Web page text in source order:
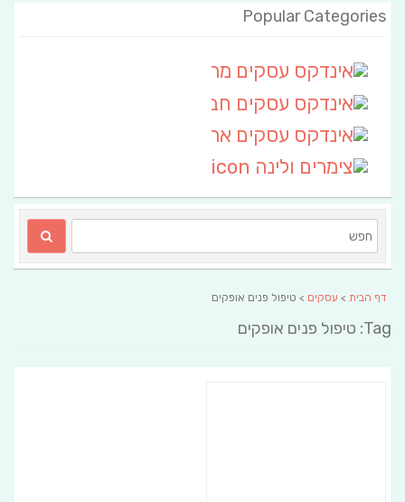
Popular Categories
דף הבית > עסקים > טיפול פנים אופקים
Tag: טיפול פנים אופקים